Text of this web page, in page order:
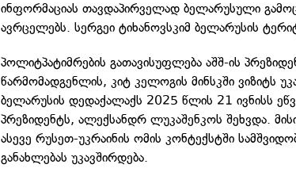
ინფორმაციას თავდაპირველად ბელარუსული
ავრცელებს. სერგეი ტიხანოვსკიმ ბელარუსის
პოლიტპატიმრების გათავისუფლება აშშ-ის
წარმომადგენლის, კიტ კელოგის მინსკში ვიზიტს
ბელარუსის დედაქალაქს 2025 წლის 21 ივნისს
პრეზიდენტს, ალექსანდრ ლუკაშენკოს შეხვდა.
ასევე რუსეთ-უკრაინის ომის კონტექსტში
განახლებას უკავშირდება.